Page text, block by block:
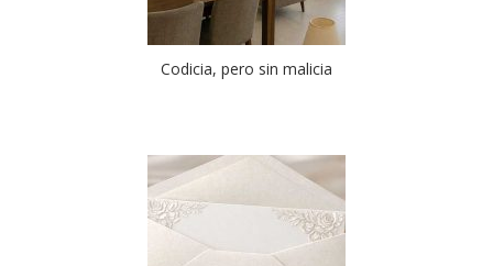
Codicia, pero sin malicia